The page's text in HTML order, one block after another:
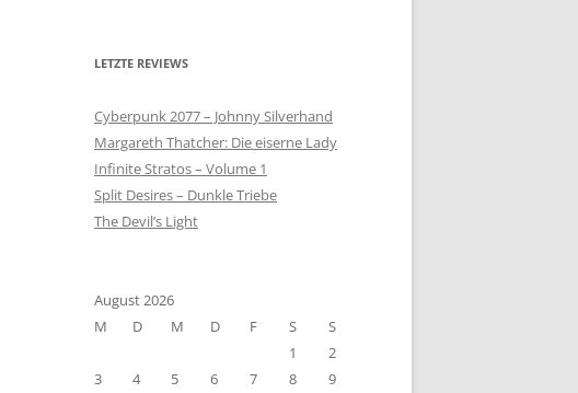
LETZTE REVIEWS
Cyberpunk 2077 – Johnny Silverhand
Margareth Thatcher: Die eiserne Lady
Infinite Stratos – Volume 1
Split Desires – Dunkle Triebe
The Devil’s Light
August 2026
M
D M D F S
S
1
2
3
4 5 6 7 8
9